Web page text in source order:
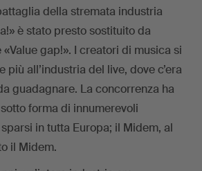
della stremata industria
è stato presto sostituito da
gap!». I creatori di musica si
più all’industria del live, dove c’era
guadagnare. La concorrenza ha
forma di innumerevoli
in tutta Europa; il Midem, al
il Midem.